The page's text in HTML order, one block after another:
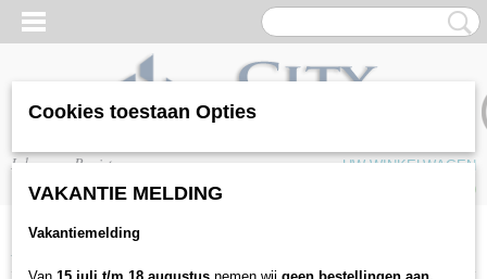
Inloggen Registreren
UW WINKELWAGEN
(0)
Home
Cookies toestaan Opties
VAKANTIE MELDING
Vakantiemelding